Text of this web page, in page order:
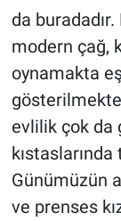
da
modern çağ,
oynamakta
evlilik çok da
Günümüzün
ve prenses